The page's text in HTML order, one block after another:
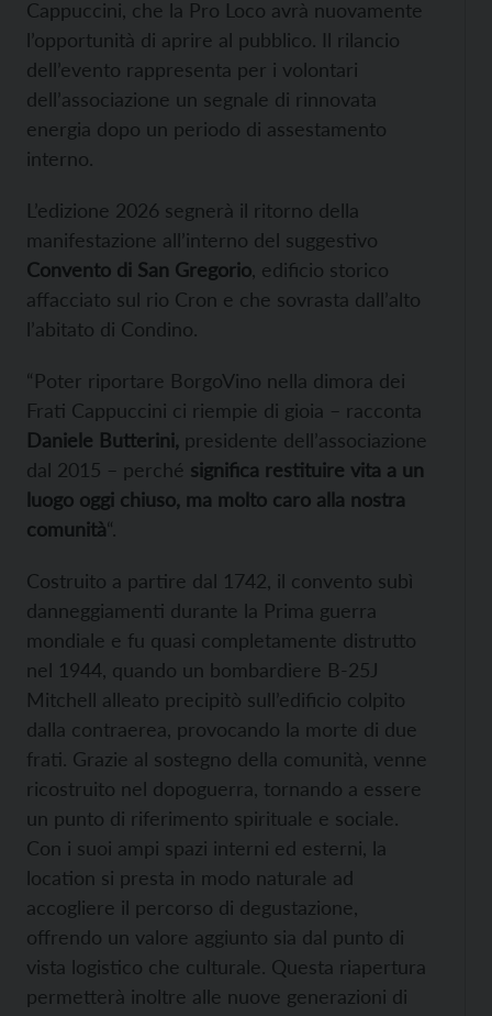
Cappuccini, che la Pro Loco avrà nuovamente
l’opportunità di aprire al pubblico. Il rilancio
dell’evento rappresenta per i volontari
dell’associazione un segnale di rinnovata
energia dopo un periodo di assestamento
interno.
L’edizione 2026 segnerà il ritorno della
manifestazione all’interno del suggestivo
Convento di San Gregorio , edificio storico
affacciato sul rio Cron e che sovrasta dall’alto
l’abitato di Condino.
“Poter riportare BorgoVino nella dimora dei
Frati Cappuccini ci riempie di gioia – racconta
Daniele Butterini, presidente dell’associazione
dal 2015 – perché significa restituire vita a un
luogo oggi chiuso, ma molto caro alla nostra
comunità“.
Costruito a partire dal 1742, il convento subì
danneggiamenti durante la Prima guerra
mondiale e fu quasi completamente distrutto
nel 1944, quando un bombardiere B-25J
Mitchell alleato precipitò sull’edificio colpito
dalla contraerea, provocando la morte di due
frati. Grazie al sostegno della comunità, venne
ricostruito nel dopoguerra, tornando a essere
un punto di riferimento spirituale e sociale.
Con i suoi ampi spazi interni ed esterni, la
location si presta in modo naturale ad
accogliere il percorso di degustazione,
offrendo un valore aggiunto sia dal punto di
vista logistico che culturale. Questa riapertura
permetterà inoltre alle nuove generazioni di